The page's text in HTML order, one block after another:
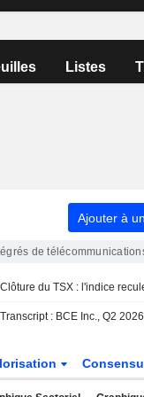
Listes
Ajouter à
de